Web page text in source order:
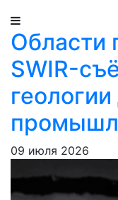
Области
SWIR-
09 июля 2026